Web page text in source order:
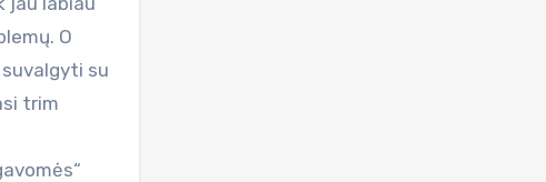
O
su
trim